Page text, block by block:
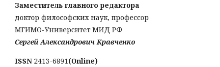
Заместитель главного редактора
доктор философских наук, профессор
МГИМО-Университет МИД РФ
Сергей Александрович Кравченко
ISSN 2413-6891(Online)